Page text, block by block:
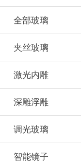
全部玻璃
夹丝玻璃
激光内雕
深雕浮雕
调光玻璃
智能镜子